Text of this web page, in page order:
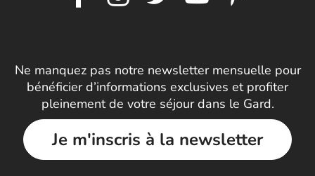
Ne manquez pas notre newsletter mensuelle pour
bénéficier d’informations exclusives et profiter
pleinement de votre séjour dans le Gard.
Je m'inscris à la newsletter